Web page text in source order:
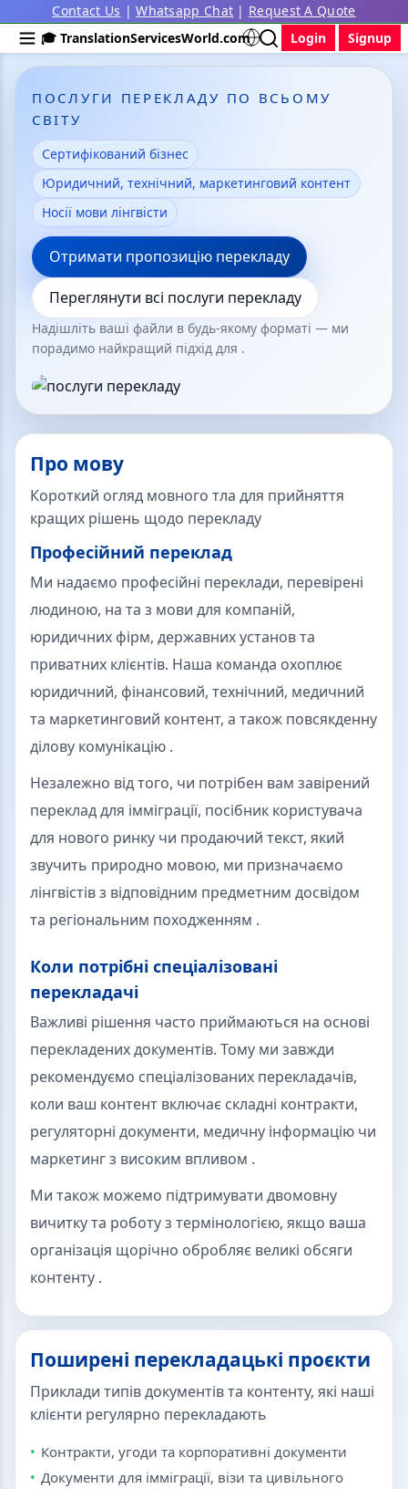
Contact Us |Whatsapp Chat | Request A Quote
🎓 TranslationServicesWorld.com
Login Signup
ПОСЛУГИ ПЕРЕКЛАДУ ПО ВСЬОМУ
СВІТУ
Сертифікований бізнес
Юридичний, технічний, маркетинговий контент
Носії мови лінгвісти
Отримати пропозицію перекладу
Переглянути всі послуги перекладу
Надішліть ваші файли в будь-якому форматі — ми
порадимо найкращий підхід для .
Про мову
Короткий огляд мовного тла для прийняття
кращих рішень щодо перекладу
Професійний переклад
Ми надаємо професійні переклади, перевірені
людиною, на та з мови для компаній,
юридичних фірм, державних установ та
приватних клієнтів. Наша команда охоплює
юридичний, фінансовий, технічний, медичний
та маркетинговий контент, а також повсякденну
ділову комунікацію .
Незалежно від того, чи потрібен вам завірений
переклад для імміграції, посібник користувача
для нового ринку чи продаючий текст, який
звучить природно мовою, ми призначаємо
лінгвістів з відповідним предметним досвідом
та регіональним походженням .
Коли потрібні спеціалізовані
перекладачі
Важливі рішення часто приймаються на основі
перекладених документів. Тому ми завжди
рекомендуємо спеціалізованих перекладачів,
коли ваш контент включає складні контракти,
регуляторні документи, медичну інформацію чи
маркетинг з високим впливом .
Ми також можемо підтримувати двомовну
вичитку та роботу з термінологією, якщо ваша
організація щорічно обробляє великі обсяги
контенту .
Поширені перекладацькі проєкти
Приклади типів документів та контенту, які наші
клієнти регулярно перекладають
Контракти, угоди та корпоративні документи
Документи для імміграції, візи та цивільного